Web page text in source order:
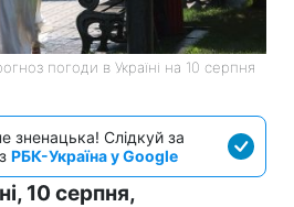
погоди в Україні на 10 серпня
зненацька! Слідкуй за
РБК-Україна у Google
10 серпня,